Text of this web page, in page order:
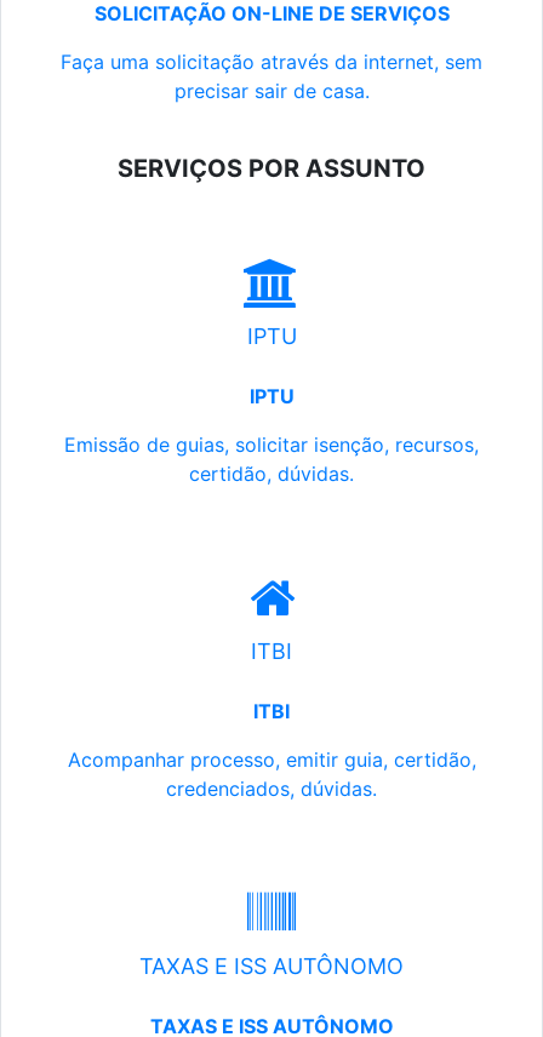
SOLICITAÇÃO ON-LINE DE SERVIÇOS
Faça uma solicitação através da internet, sem
precisar sair de casa.
SERVIÇOS POR ASSUNTO
IPTU
IPTU
Emissão de guias, solicitar isenção, recursos,
certidão, dúvidas.
ITBI
ITBI
Acompanhar processo, emitir guia, certidão,
credenciados, dúvidas.
TAXAS E ISS AUTÔNOMO
TAXAS E ISS AUTÔNOMO